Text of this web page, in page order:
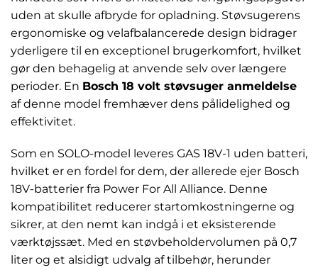
uden at skulle afbryde for opladning. Støvsugerens
ergonomiske og velafbalancerede design bidrager
yderligere til en exceptionel brugerkomfort, hvilket
gør den behagelig at anvende selv over længere
perioder. En Bosch 18 volt støvsuger anmeldelse
af denne model fremhæver dens pålidelighed og
effektivitet.
Som en SOLO-model leveres GAS 18V-1 uden batteri,
hvilket er en fordel for dem, der allerede ejer Bosch
18V-batterier fra Power For All Alliance. Denne
kompatibilitet reducerer startomkostningerne og
sikrer, at den nemt kan indgå i et eksisterende
værktøjssæt. Med en støvbeholdervolumen på 0,7
liter og et alsidigt udvalg af tilbehør, herunder